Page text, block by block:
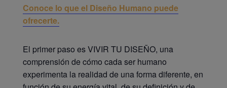
Conoce lo que el Diseño Humano puede
ofrecerte.
El primer paso es VIVIR TU DISEÑO, una
comprensión de cómo cada ser humano
experimenta la realidad de una forma diferente, en